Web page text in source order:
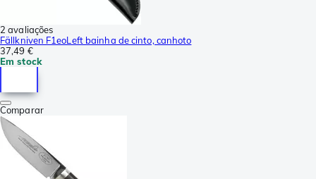
2 avaliações
Fällkniven F1eoLeft bainha de cinto, canhoto
37,49 €
Em stock
Comparar